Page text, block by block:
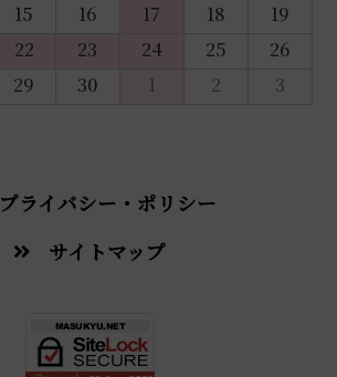
15 16 17 18
19
22 23 24 25
26
29 30 1 2 3
プライバシー・ポリシー
サイトマップ